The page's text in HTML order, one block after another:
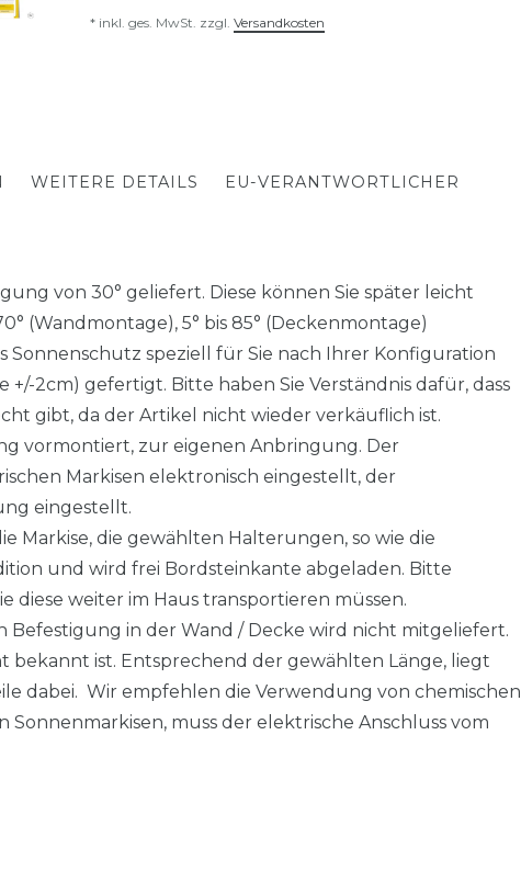
* inkl. ges. MwSt. zzgl. Versandkosten
WEITERE DETAILS EU-VERANTWORTLICHER
von 30° geliefert. Diese können Sie später leicht
(Wandmontage), 5° bis 85° (Deckenmontage)
Sonnenschutz speziell für Sie nach Ihrer Konfiguration
2cm) gefertigt. Bitte haben Sie Verständnis dafür, dass
gibt, da der Artikel nicht wieder verkäuflich ist.
vormontiert, zur eigenen Anbringung. Der
Markisen elektronisch eingestellt, der
eingestellt.
Markise, die gewählten Halterungen, so wie die
und wird frei Bordsteinkante abgeladen. Bitte
diese weiter im Haus transportieren müssen.
in der Wand / Decke wird nicht mitgeliefert.
bekannt ist. Entsprechend der gewählten Länge, liegt
dabei. Wir empfehlen die Verwendung von chemischen
muss der elektrische Anschluss vom